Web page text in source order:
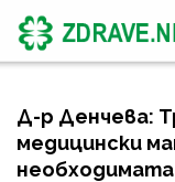
Д-р Денчева:
медицински
необходимата